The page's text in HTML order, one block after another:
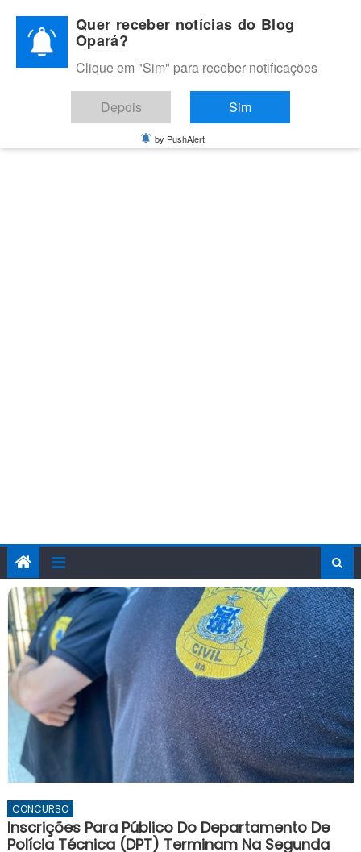
content
BLOG OPARÁ
Melhores notícias de Juazeiro, Petrolina e do Vale do São
Francisco
CONCURSO
Inscrições Para Público Do Departamento De
Polícia Técnica (DPT) Terminam Na Segunda
Quer receber notícias do Blog
Opará?
Clique em "Sim" para receber notificações
Depois Sim
by PushAlert